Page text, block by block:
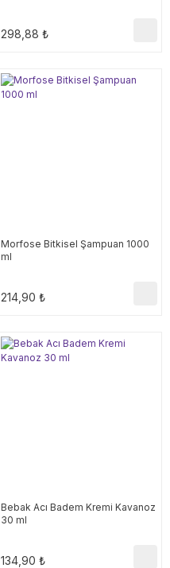
298,88 ₺
Morfose Bitkisel Şampuan 1000
ml
214,90 ₺
Bebak Acı Badem Kremi Kavanoz
30 ml
134,90 ₺